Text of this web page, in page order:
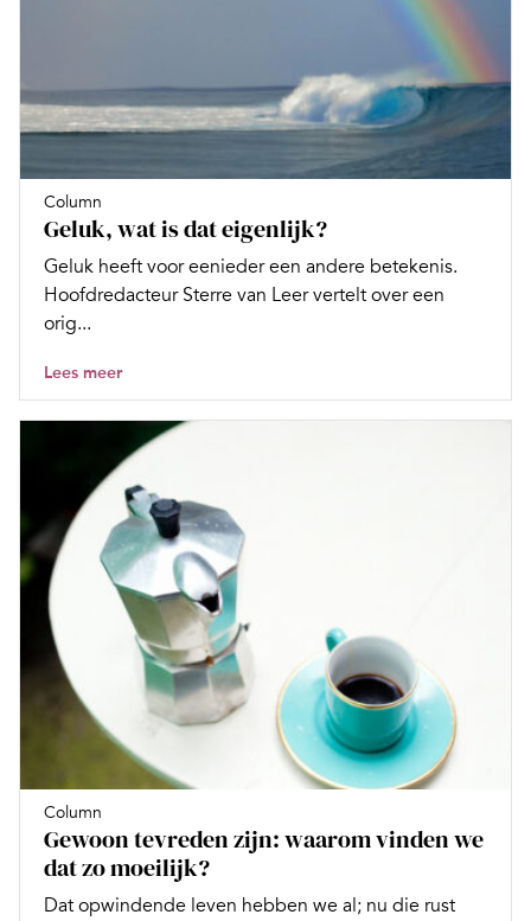
Column
Geluk, wat is dat eigenlijk?
Geluk heeft voor eenieder een andere betekenis.
Hoofdredacteur Sterre van Leer vertelt over een
orig...
Lees meer
Column
Gewoon tevreden zijn: waarom vinden we
dat zo moeilijk?
Dat opwindende leven hebben we al; nu die rust